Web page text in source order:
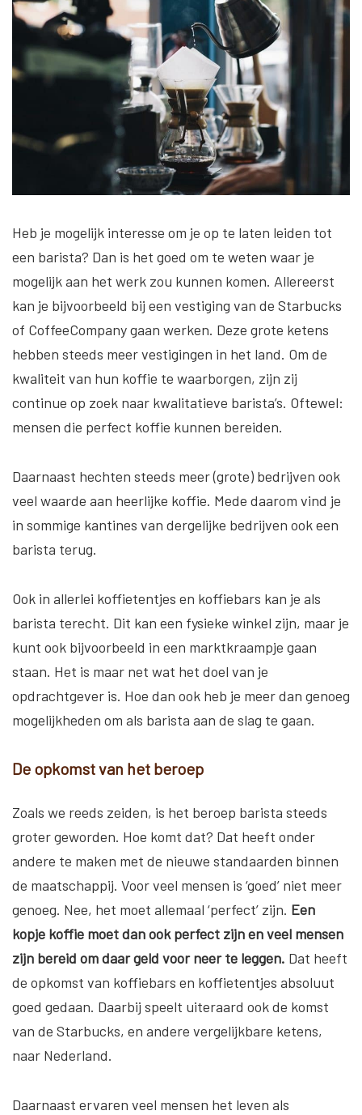
Heb je mogelijk interesse om je op te laten leiden tot
een barista? Dan is het goed om te weten waar je
mogelijk aan het werk zou kunnen komen. Allereerst
kan je bijvoorbeeld bij een vestiging van de Starbucks
of CoffeeCompany gaan werken. Deze grote ketens
hebben steeds meer vestigingen in het land. Om de
kwaliteit van hun koffie te waarborgen, zijn zij
continue op zoek naar kwalitatieve barista’s. Oftewel:
mensen die perfect koffie kunnen bereiden.
Daarnaast hechten steeds meer (grote) bedrijven ook
veel waarde aan heerlijke koffie. Mede daarom vind je
in sommige kantines van dergelijke bedrijven ook een
barista terug.
Ook in allerlei koffietentjes en koffiebars kan je als
barista terecht. Dit kan een fysieke winkel zijn, maar je
kunt ook bijvoorbeeld in een marktkraampje gaan
staan. Het is maar net wat het doel van je
opdrachtgever is. Hoe dan ook heb je meer dan genoeg
mogelijkheden om als barista aan de slag te gaan.
De opkomst van het beroep
Zoals we reeds zeiden, is het beroep barista steeds
groter geworden. Hoe komt dat? Dat heeft onder
andere te maken met de nieuwe standaarden binnen
de maatschappij. Voor veel mensen is ‘goed’ niet meer
genoeg. Nee, het moet allemaal ‘perfect’ zijn. Een
kopje koffie moet dan ook perfect zijn en veel mensen
zijn bereid om daar geld voor neer te leggen. Dat heeft
de opkomst van koffiebars en koffietentjes absoluut
goed gedaan. Daarbij speelt uiteraard ook de komst
van de Starbucks, en andere vergelijkbare ketens,
naar Nederland.
Daarnaast ervaren veel mensen het leven als